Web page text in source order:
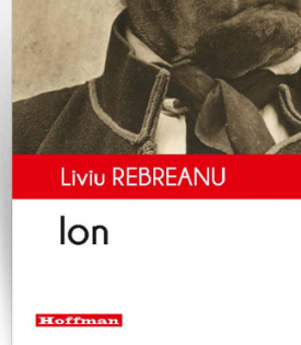
/ Interviuri